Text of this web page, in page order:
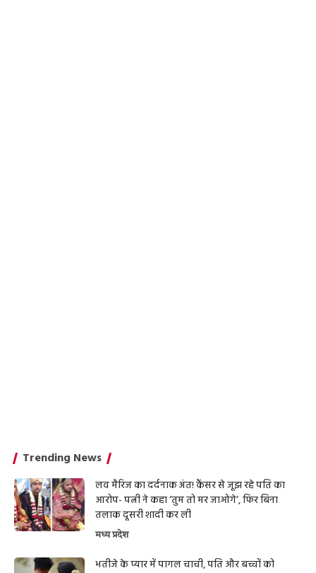
Trending News
लव मैरिज का दर्दनाक अंत! कैंसर से जूझ रहे पति का
आरोप- पत्नी ने कहा ‘तुम तो मर जाओगे’, फिर बिना
तलाक दूसरी शादी कर ली
मध्य प्रदेश
भतीजे के प्यार में पागल चाची, पति और बच्चों को